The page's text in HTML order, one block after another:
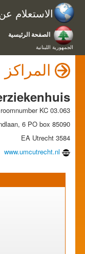
الاستعلام
الصفحة الرئيسية
الجمهورية اللبنانية
KC 03.063
6 PO box 85090
3584 EA Utrecht
www.umcutrecht.nl